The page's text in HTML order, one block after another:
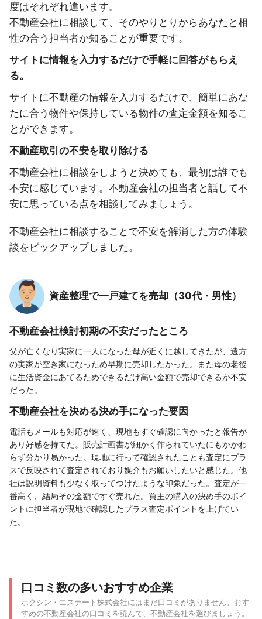
度はそれぞれ違います。
不動産会社に相談して、そのやりとりからあなたと相
性の合う担当者か知ることが重要です。
サイトに情報を入力するだけで手軽に回答がもらえ
る。
サイトに不動産の情報を入力するだけで、簡単にあな
たに合う物件や保持している物件の査定金額を知るこ
とができます。
不動産取引の不安を取り除ける
不動産会社に相談をしようと決めても、最初は誰でも
不安に感じています。不動産会社の担当者と話して不
安に思っている点を相談してみましょう。
不動産会社に相談することで不安を解消した方の体験
談をピックアップしました。
資産整理で一戸建てを売却（30代・男性）
不動産会社検討初期の不安だったところ
父が亡くなり実家に一人になった母が近くに越してきたが、遠方
の実家が空き家になっため早期に売却したかった。また母の老後
に生活資金にあてるためできるだけ高い金額で売却できるか不安
だった。
不動産会社を決める決め手になった要因
電話もメールも対応が速く、現地もすぐ確認に向かったと報告が
あり好感を持てた。販売計画書が細かく作られていたにもかかわ
らず分かり易かった。現地に行って確認されたことも査定にプラ
スで反映されて査定されており媒介もお願いしたいと感じた。他
社は説明資料も少なく取ってつけたような印象だった。査定が一
番高く、結局その金額ですぐ売れた。買主の購入の決め手のポイ
ントに担当者が現地で確認したプラス査定ポイントを上げてい
た。
口コミ数の多いおすすめ企業
ホクシン・エステート株式会社にはまだ口コミがありません。おす
すめの不動産会社の口コミを読んで、不動産会社を選びましょう。